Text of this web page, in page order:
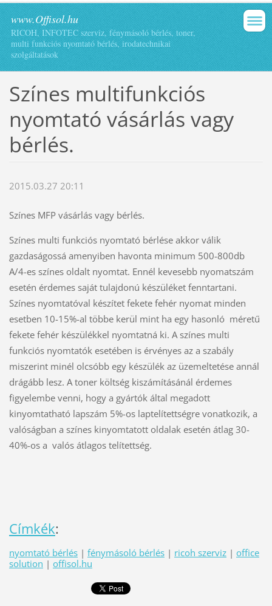
www.Offisol.hu
RICOH, INFOTEC szerviz, fénymásoló bérlés, toner,
multi funkciós nyomtató bérlés, irodatechnikai
szolgáltatások
Színes multifunkciós
nyomtató vásárlás vagy
bérlés.
2015.03.27 20:11
Színes MFP vásárlás vagy bérlés.
Színes multi funkciós nyomtató bérlése akkor válik
gazdaságossá amenyiben havonta minimum 500-800db
A/4-es színes oldalt nyomtat. Ennél kevesebb nyomatszám
esetén érdemes saját tulajdonú készüléket fenntartani.
Színes nyomtatóval készítet fekete fehér nyomat minden
esetben 10-15%-al többe kerül mint ha egy hasonló méretű
fekete fehér készülékkel nyomtatná ki. A színes multi
funkciós nyomtatók esetében is érvényes az a szabály
miszerint minél olcsóbb egy készülék az üzemeltetése annál
drágább lesz. A toner költség kiszámításánál érdemes
figyelembe venni, hogy a gyártók által megadott
kinyomtatható lapszám 5%-os laptelítettségre vonatkozik, a
valóságban a színes kinyomtatott oldalak esetén átlag 30-
40%-os a valós átlagos telítettség.
Címkék:
nyomtató bérlés | fénymásoló bérlés | ricoh szerviz | office
solution | offisol.hu